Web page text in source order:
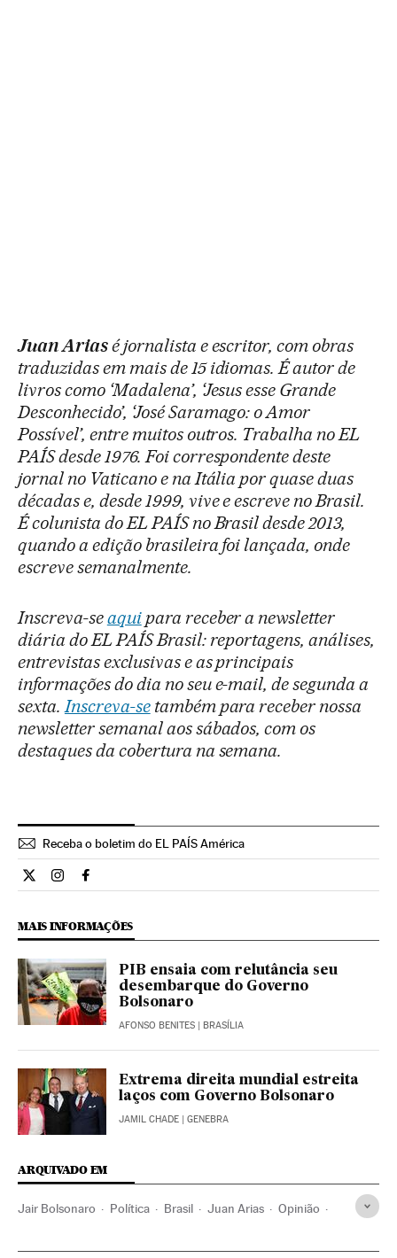
Juan Ariasé jornalista e escritor, com obras
traduzidas em mais de 15 idiomas. É autor de
livros como ‘Madalena’, ‘Jesus esse Grande
Desconhecido’, ‘José Saramago: o Amor
Possível’, entre muitos outros. Trabalha no EL
PAÍS desde 1976. Foi correspondente deste
jornal no Vaticano e na Itália por quase duas
décadas e, desde 1999, vive e escreve no Brasil.
É colunista do EL PAÍS no Brasil desde 2013,
quando a edição brasileira foi lançada, onde
escreve semanalmente.
Inscreva-seaquipara receber a newsletter
diária do EL PAÍS Brasil: reportagens, análises,
entrevistas exclusivas e as principais
informações do dia no seu e-mail, de segunda a
sexta.Inscreva-setambém para receber nossa
newsletter semanal aos sábados, com os
destaques da cobertura na semana.
Receba o boletim do EL PAÍS América
Opiniao El País Brasil en Twitter
Opiniao El País Brasil en Instagram
Opiniao El País Brasil en Facebook
MAIS INFORMAÇÕES
PIB ensaia com relutância seu
desembarque do Governo
Bolsonaro
AFONSO BENITES | BRASÍLIA
Extrema direita mundial estreita
laços com Governo Bolsonaro
JAMIL CHADE | GENEBRA
ARQUIVADO EM
Jair Bolsonaro Política Brasil Juan Arias Opinião